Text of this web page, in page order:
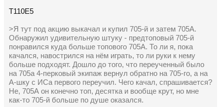
Т110Е5
>Я тут под акцию выкачал и купил 705-й и затем 705А.
Обнаружил удивительную штуку - предтоповый 705-й
понравился куда больше топового 705А. То ли я, пока
качался, навострился на нём играть, то ли руки к нему
больше подходят. Дошло до того, что переученный было
на 705а 4-перковый экипаж вернул обратно на 705-го, а на
А-шку с ИСа первого переучил. Чего качал, спрашивается?
Не, 705А он конечно топ, десятка и вообще крут, но мне
как-то 705-й больше по душе оказался.